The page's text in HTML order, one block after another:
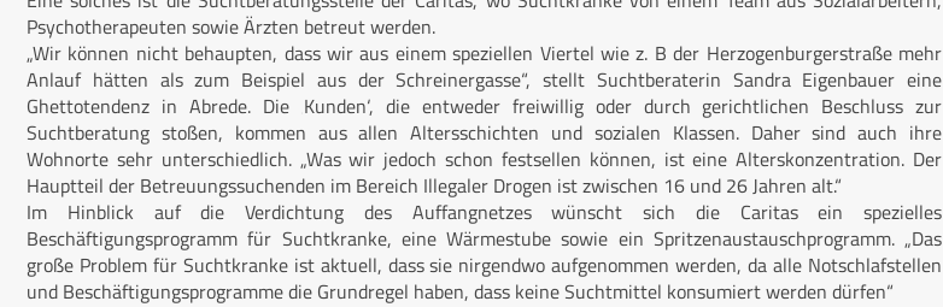
Psychotherapeuten sowie Ärzten betreut werden.
„Wir können nicht behaupten, dass wir aus einem speziellen Viertel wie z. B der Herzogenburgerstraße mehr
Anlauf hätten als zum Beispiel aus der Schreinergasse“, stellt Suchtberaterin Sandra Eigenbauer eine
Ghettotendenz in Abrede. Die ‚Kunden‘, die entweder freiwillig oder durch gerichtlichen Beschluss zur
Suchtberatung stoßen, kommen aus allen Altersschichten und sozialen Klassen. Daher sind auch ihre
Wohnorte sehr unterschiedlich. „Was wir jedoch schon festsellen können, ist eine Alterskonzentration. Der
Hauptteil der Betreuungssuchenden im Bereich Illegaler Drogen ist zwischen 16 und 26 Jahren alt.“
Im Hinblick auf die Verdichtung des Auffangnetzes wünscht sich die Caritas ein spezielles
Beschäftigungsprogramm für Suchtkranke, eine Wärmestube sowie ein Spritzenaustauschprogramm. „Das
große Problem für Suchtkranke ist aktuell, dass sie nirgendwo aufgenommen werden, da alle Notschlafstellen
und Beschäftigungsprogramme die Grundregel haben, dass keine Suchtmittel konsumiert werden dürfen“